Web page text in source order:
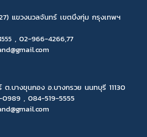
แขวงนวลจันทร์ เขตบึงกุ่ม กรุงเทพฯ
, 02-966-4266,77
.บางขุนกอง อ.บางกรวย นนทบุรี 11130
0989 , 084-519-5555